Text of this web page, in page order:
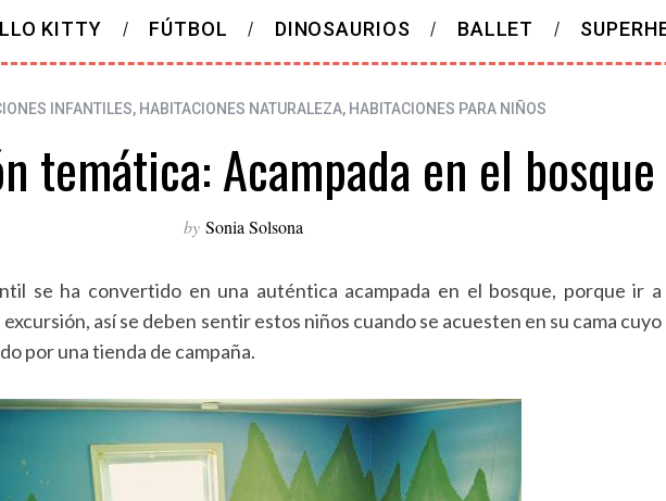
KITTY FÚTBOL DINOSAURIOS BALLET
INFANTILES, HABITACIONES NATURALEZA, HABITACIONES PARA NIÑOS
temática: Acampada en el bosque
by Sonia Solsona
se ha convertido en una auténtica acampada en el bosque, porque ir a
así se deben sentir estos niños cuando se acuesten en su cama cuyo
por una tienda de campaña.